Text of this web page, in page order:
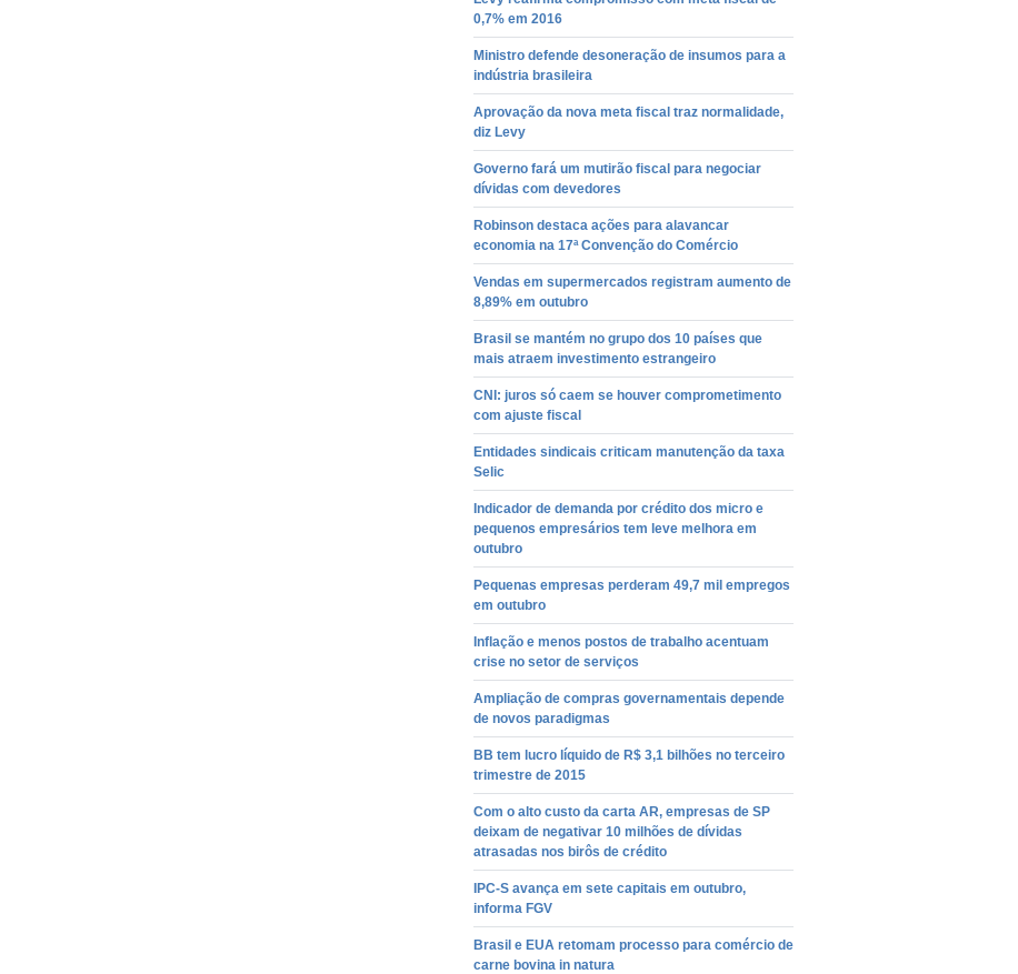
0,7% em 2016
Ministro defende desoneração de insumos para a
indústria brasileira
Aprovação da nova meta fiscal traz normalidade,
diz Levy
Governo fará um mutirão fiscal para negociar
dívidas com devedores
Robinson destaca ações para alavancar
economia na 17ª Convenção do Comércio
Vendas em supermercados registram aumento de
8,89% em outubro
Brasil se mantém no grupo dos 10 países que
mais atraem investimento estrangeiro
CNI: juros só caem se houver comprometimento
com ajuste fiscal
Entidades sindicais criticam manutenção da taxa
Selic
Indicador de demanda por crédito dos micro e
pequenos empresários tem leve melhora em
outubro
Pequenas empresas perderam 49,7 mil empregos
em outubro
Inflação e menos postos de trabalho acentuam
crise no setor de serviços
Ampliação de compras governamentais depende
de novos paradigmas
BB tem lucro líquido de R$ 3,1 bilhões no terceiro
trimestre de 2015
Com o alto custo da carta AR, empresas de SP
deixam de negativar 10 milhões de dívidas
atrasadas nos birôs de crédito
IPC-S avança em sete capitais em outubro,
informa FGV
Brasil e EUA retomam processo para comércio de
carne bovina in natura